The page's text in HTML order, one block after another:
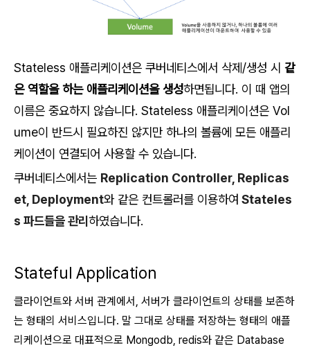
Stateless 애플리케이션은 쿠버네티스에서 삭제/생성 시 같
은 역할을 하는 애플리케이션을 생성하면됩니다. 이 때 앱의
이름은 중요하지 않습니다. Stateless 애플리케이션은 Vol
ume이 반드시 필요하진 않지만 하나의 볼륨에 모든 애플리
케이션이 연결되어 사용할 수 있습니다.
쿠버네티스에서는 Replication Controller, Replicas
et, Deployment와 같은 컨트롤러를 이용하여 Stateles
s 파드들을 관리 하였습니다.
Stateful Application
클라이언트와 서버 관계에서, 서버가 클라이언트의 상태를 보존하
는 형태의 서비스입니다. 말 그대로 상태를 저장하는 형태의 애플
리케이션으로 대표적으로 Mongodb, redis와 같은 Database